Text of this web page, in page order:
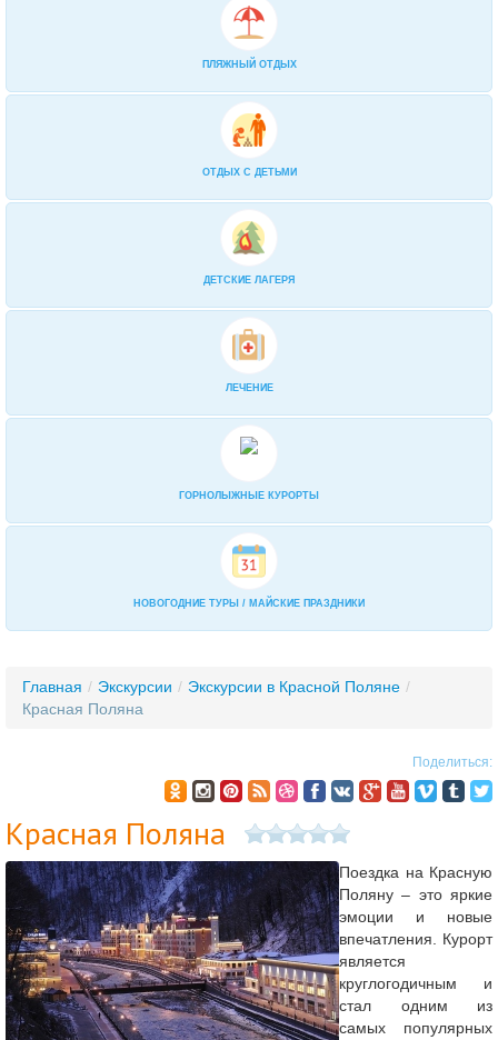
ПЛЯЖНЫЙ ОТДЫХ
ОТДЫХ С ДЕТЬМИ
ДЕТСКИЕ ЛАГЕРЯ
ЛЕЧЕНИЕ
ГОРНОЛЫЖНЫЕ КУРОРТЫ
НОВОГОДНИЕ ТУРЫ / МАЙСКИЕ ПРАЗДНИКИ
Главная / Экскурсии / Экскурсии в Красной Поляне /
Красная Поляна
Поделиться:
Красная Поляна
Поездка на Красную
Поляну – это яркие
эмоции и новые
впечатления. Курорт
является
круглогодичным и
стал одним из
самых популярных